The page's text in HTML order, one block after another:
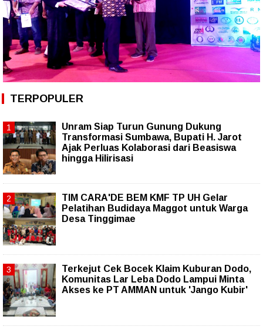
TERPOPULER
Unram Siap Turun Gunung Dukung
Transformasi Sumbawa, Bupati H. Jarot
Ajak Perluas Kolaborasi dari Beasiswa
hingga Hilirisasi
TIM CARA'DE BEM KMF TP UH Gelar
Pelatihan Budidaya Maggot untuk Warga
Desa Tinggimae
Terkejut Cek Bocek Klaim Kuburan Dodo,
Komunitas Lar Leba Dodo Lampui Minta
Akses ke PT AMMAN untuk 'Jango Kubir'